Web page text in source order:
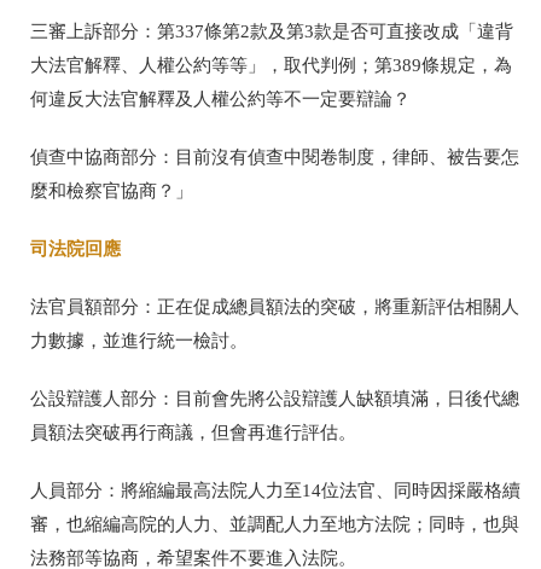
三審上訴部分：第337條第2款及第3款是否可直接改成「違背
大法官解釋、人權公約等等」，取代判例；第389條規定，為
何違反大法官解釋及人權公約等不一定要辯論？
偵查中協商部分：目前沒有偵查中閱卷制度，律師、被告要怎
麼和檢察官協商？」
司法院回應
法官員額部分：正在促成總員額法的突破，將重新評估相關人
力數據，並進行統一檢討。
公設辯護人部分：目前會先將公設辯護人缺額填滿，日後代總
員額法突破再行商議，但會再進行評估。
人員部分：將縮編最高法院人力至14位法官、同時因採嚴格續
審，也縮編高院的人力、並調配人力至地方法院；同時，也與
法務部等協商，希望案件不要進入法院。